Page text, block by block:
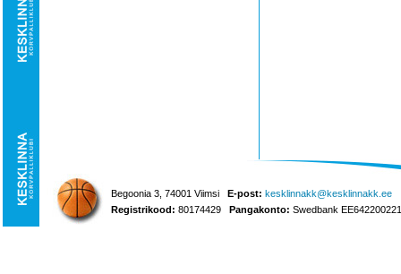
Begoonia 3, 74001 Viimsi E-post: kesklinnakk@kesklinnakk.ee
Registrikood: 80174429 Pangakonto: Swedbank